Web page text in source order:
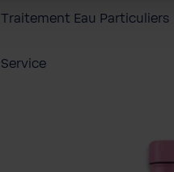
Traitement Eau Particuliers
Service